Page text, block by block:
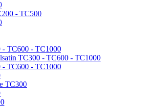
- TC500
- TC600 - TC1000
TC300 - TC600 - TC1000
- TC600 - TC1000
TC300